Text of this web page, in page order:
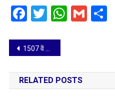
Facebook
Twitter
Post
navigation
1507 वें दिन हुआ झंडारोहण
RELATED POSTS